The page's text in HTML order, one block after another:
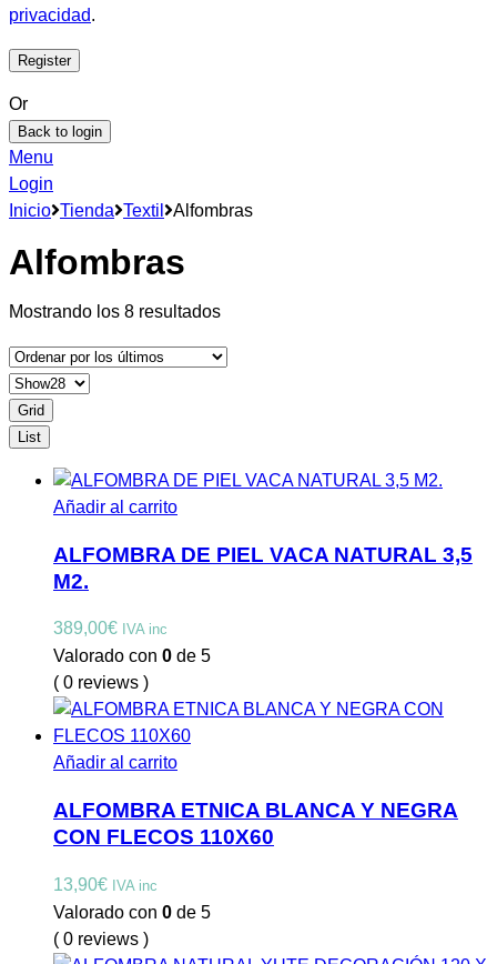
privacidad.
Or
Back to login
Menu
Login
Inicio Tienda Textil Alfombras
Alfombras
Mostrando los 8 resultadosOrdenado
los
Grid
List
Añadir al carrito
ALFOMBRA DE PIEL VACA NATURAL 3,5
M2.
389,00€ IVA inc
Valorado con 0 de 5
( 0 reviews )
Añadir al carrito
ALFOMBRA ETNICA BLANCA Y NEGRA
CON FLECOS 110X60
13,90€ IVA inc
Valorado con 0 de 5
( 0 reviews )